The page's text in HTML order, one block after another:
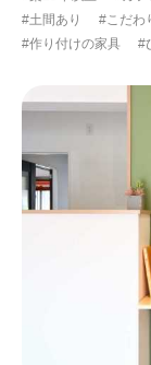
#土間あり
#こだわ
#作り付けの家具
#